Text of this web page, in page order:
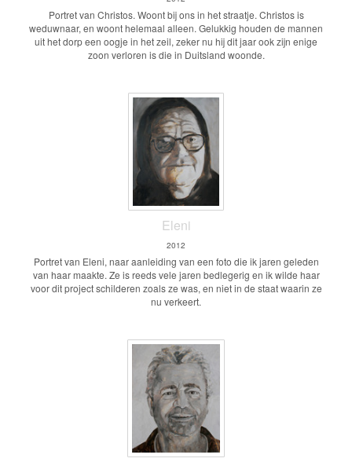
Portret van Christos. Woont bij ons in het straatje. Christos is
weduwnaar, en woont helemaal alleen. Gelukkig houden de mannen
uit het dorp een oogje in het zeil, zeker nu hij dit jaar ook zijn enige
zoon verloren is die in Duitsland woonde.
Eleni
2012
Portret van Eleni, naar aanleiding van een foto die ik jaren geleden
van haar maakte. Ze is reeds vele jaren bedlegerig en ik wilde haar
voor dit project schilderen zoals ze was, en niet in de staat waarin ze
nu verkeert.